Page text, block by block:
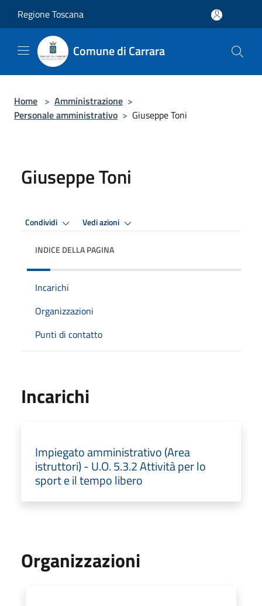
Regione Toscana
Comune di Carrara
Home > Amministrazione >
Personale amministrativo > Giuseppe Toni
Giuseppe Toni
Condividi Vedi azioni
INDICE DELLA PAGINA
Incarichi
Organizzazioni
Punti di contatto
Incarichi
Impiegato amministrativo (Area
istruttori) - U.O. 5.3.2 Attività per lo
sport e il tempo libero
Organizzazioni